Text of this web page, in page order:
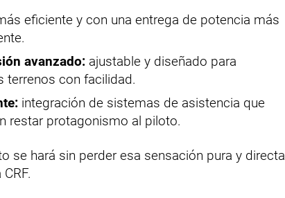
eficiente y con una entrega de potencia más
avanzado: ajustable y diseñado para
terrenos con facilidad.
integración de sistemas de asistencia que
restar protagonismo al piloto.
se hará sin perder esa sensación pura y directa